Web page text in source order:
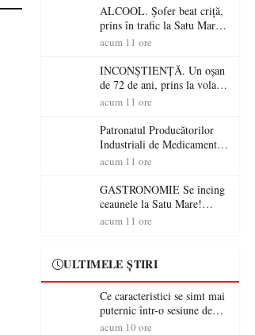
șoferi fără permis într-o
singură zi
ALCOOL. Șofer beat criță,
prins în trafic la Satu Mare!
Alcoolemie uriașă
acum 11 ore
INCONȘTIENȚĂ. Un oșan
de 72 de ani, prins la volan
fără permis! Polițiștii l-au
acum 11 ore
Patronatul Producătorilor
Industriali de Medicamente
din România (PRIMER):
energie electrică a fabricilor
de medicamente va pune în
pericol accesul pacienților la
medicamente esențiale
acum 11 ore
GASTRONOMIE Se încing
ceaunele la Satu Mare!
Concursul „Veress Ádám”
jurat de renume
acum 11 ore
ULTIMELE ȘTIRI
Ce caracteristici se simt mai
puternic într-o sesiune de
distracție la sloturi online:
acum 10 ore